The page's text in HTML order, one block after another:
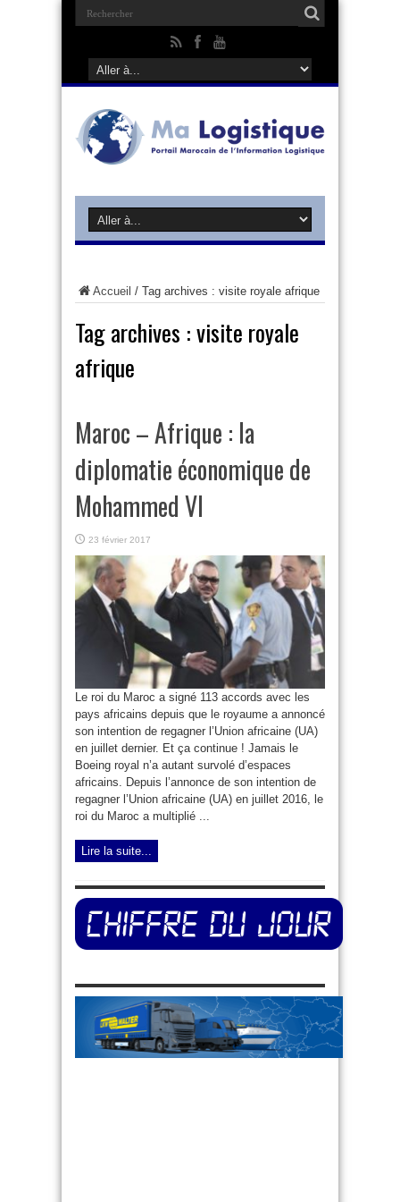
Accueil / Tag archives : visite royale afrique
Tag archives :visite royale
afrique
Maroc – Afrique : la
diplomatie économique de
Mohammed VI
23 février 2017
Le roi du Maroc a signé 113 accords avec les
pays africains depuis que le royaume a annoncé
son intention de regagner l’Union africaine (UA)
en juillet dernier. Et ça continue ! Jamais le
Boeing royal n’a autant survolé d’espaces
africains. Depuis l’annonce de son intention de
regagner l’Union africaine (UA) en juillet 2016, le
roi du Maroc a multiplié ...
Lire la suite...